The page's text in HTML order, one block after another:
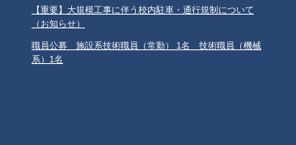
【重要】大規模工事に伴う校内駐車・通行規制について
（お知らせ）
職員公募 施設系技術職員（常勤） 1名 技術職員（機械
系）1名